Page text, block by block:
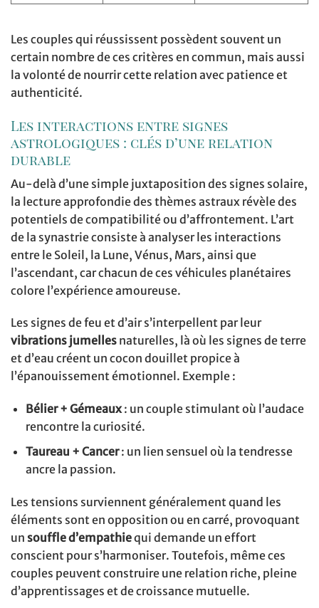
Les couples qui réussissent possèdent souvent un
certain nombre de ces critères en commun, mais aussi
la volonté de nourrir cette relation avec patience et
authenticité.
Les interactions entre signes
astrologiques : clés d’une relation
durable
Au-delà d’une simple juxtaposition des signes solaire,
la lecture approfondie des thèmes astraux révèle des
potentiels de compatibilité ou d’affrontement. L’art
de la synastrie consiste à analyser les interactions
entre le Soleil, la Lune, Vénus, Mars, ainsi que
l’ascendant, car chacun de ces véhicules planétaires
colore l’expérience amoureuse.
Les signes de feu et d’air s’interpellent par leur
vibrations jumelles naturelles, là où les signes de terre
et d’eau créent un cocon douillet propice à
l’épanouissement émotionnel. Exemple :
Bélier + Gémeaux: un couple stimulant où l’audace
rencontre la curiosité.
Taureau + Cancer: un lien sensuel où la tendresse
ancre la passion.
Les tensions surviennent généralement quand les
éléments sont en opposition ou en carré, provoquant
un souffle d’empathiequi demande un effort
conscient pour s’harmoniser. Toutefois, même ces
couples peuvent construire une relation riche, pleine
d’apprentissages et de croissance mutuelle.